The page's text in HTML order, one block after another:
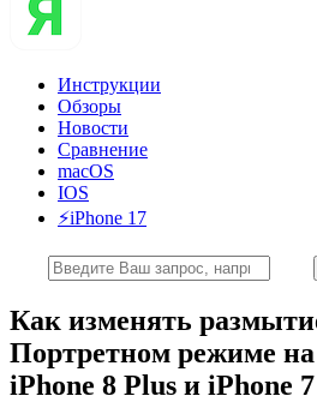
Инструкции
Обзоры
Новости
Сравнение
macOS
IOS
⚡️iPhone 17
Как изменять
Портретном режиме
iPhone 8 Plus и iPhone